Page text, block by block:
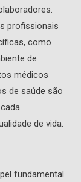
profissionais
como
de
médicos
de saúde são
de vida.
fundamental